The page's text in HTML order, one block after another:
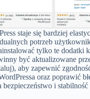
staje się bardziej
potrzeb
tylko te dodatki
być aktualizowane
aby zapewnić
oraz poprawić
bezpieczeństwo i stabilność